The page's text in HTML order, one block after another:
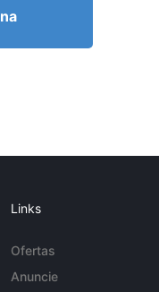
Links
Ofertas
Anuncie